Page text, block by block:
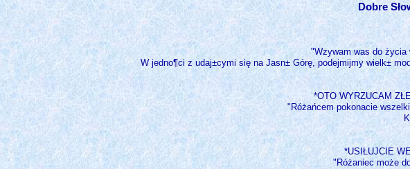
Dobre
"Wzywam was do życia
W jedno¶ci z udaj±cymi się na Jasn± Górę, podejmijmy wielk±
*OTO WYRZUCAM
"Różańcem pokonacie
*USIŁUJCIE
"Różaniec może